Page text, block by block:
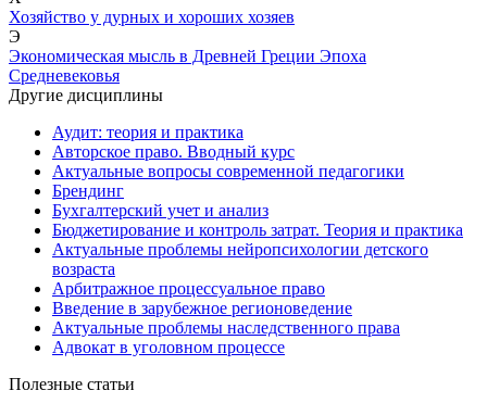
Хозяйство у дурных и хороших хозяев
Э
Экономическая мысль в Древней Греции Эпоха
Средневековья
Другие дисциплины
Аудит: теория и практика
Авторское право. Вводный курс
Актуальные вопросы современной педагогики
Брендинг
Бухгалтерский учет и анализ
Бюджетирование и контроль затрат. Теория и практика
Актуальные проблемы нейропсихологии детского
возраста
Арбитражное процессуальное право
Введение в зарубежное регионоведение
Актуальные проблемы наследственного права
Адвокат в уголовном процессе
Полезные статьи